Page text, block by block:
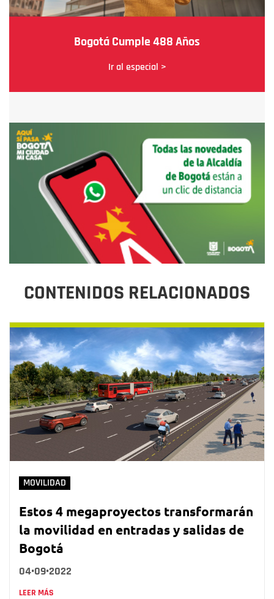
Bogotá Cumple 488 Años
Ir al especial >
CONTENIDOS RELACIONADOS
MOVILIDAD
Estos 4 megaproyectos transformarán
la movilidad en entradas y salidas de
Bogotá
04•09•2022
LEER MÁS